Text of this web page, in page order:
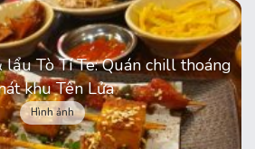
Tò Tí Te: Quán chill thoáng
khu Tên Lửa
Hình ảnh